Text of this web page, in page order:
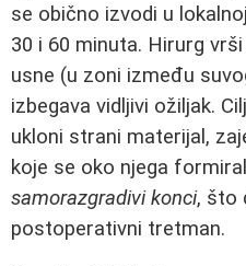
se obično izvodi u
30 i 60 minuta. Hirurg
usne (u zoni između
izbegava vidljivi ožiljak.
ukloni strani materijal,
koje se oko njega
samorazgradivi konci, što
postoperativni tretman.